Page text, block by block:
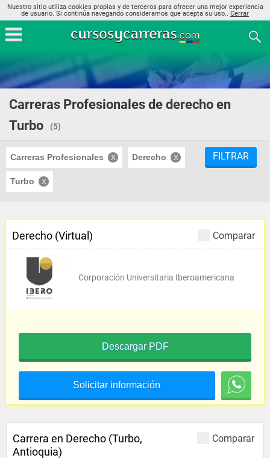
Nuestro sitio utiliza cookies propias y de terceros para ofrecer una mejor experiencia
de usuario. Si continúa navegando consideramos que acepta su uso.. Cerrar
Carreras Profesionales de derecho en
Turbo
(5)
Carreras Profesionales Derecho
Turbo
FILTRAR
Comparar
Derecho (Virtual)
Corporación Universitaria Iberoamericana
Descargar PDF
Solicitar información
Comparar
Carrera en Derecho (Turbo,
Antioquia)